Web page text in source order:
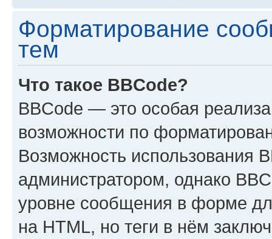
Форматирование
тем
Что такое BBCode?
BBCode — это особая
возможности по
Возможность использования
администратором, однако
уровне сообщения в форме
на HTML, но теги в нём